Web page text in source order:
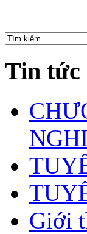
Tin tức
Giới